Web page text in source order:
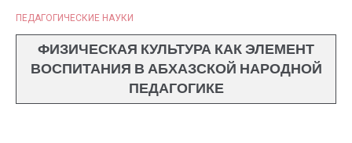
ПЕДАГОГИЧЕСКИЕ НАУКИ
ФИЗИЧЕСКАЯ КУЛЬТУРА КАК ЭЛЕМЕНТ
ВОСПИТАНИЯ В АБХАЗСКОЙ НАРОДНОЙ
ПЕДАГОГИКЕ